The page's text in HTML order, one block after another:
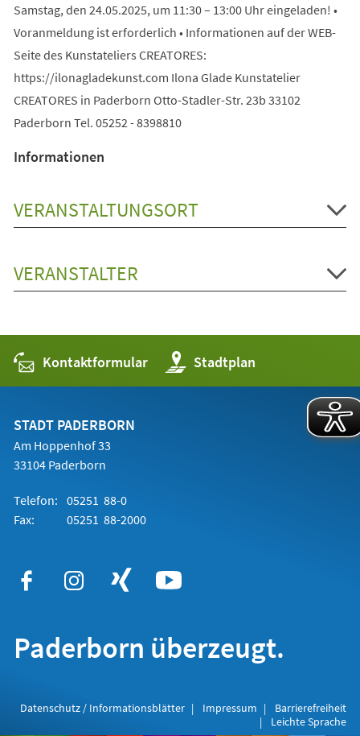
Samstag, den 24.05.2025, um 11:30 – 13:00 Uhr eingeladen! •
Voranmeldung ist erforderlich • Informationen auf der WEB-
Seite des Kunstateliers CREATORES:
https://ilonagladekunst.com Ilona Glade Kunstatelier
CREATORES in Paderborn Otto-Stadler-Str. 23b 33102
Paderborn Tel. 05252 - 8398810
Informationen
VERANSTALTUNGSORT
VERANSTALTER
Kontaktformular Stadtplan
(Öffnet
in
einem
STADT PADERBORN
Am Hoppenhof 33
33104 Paderborn
Telefon: 05251 88-0
Fax:
05251 88-2000
Paderborn überzeugt.
Datenschutz / Informationsblätter Impressum
Barrierefreiheit
Leichte Sprache